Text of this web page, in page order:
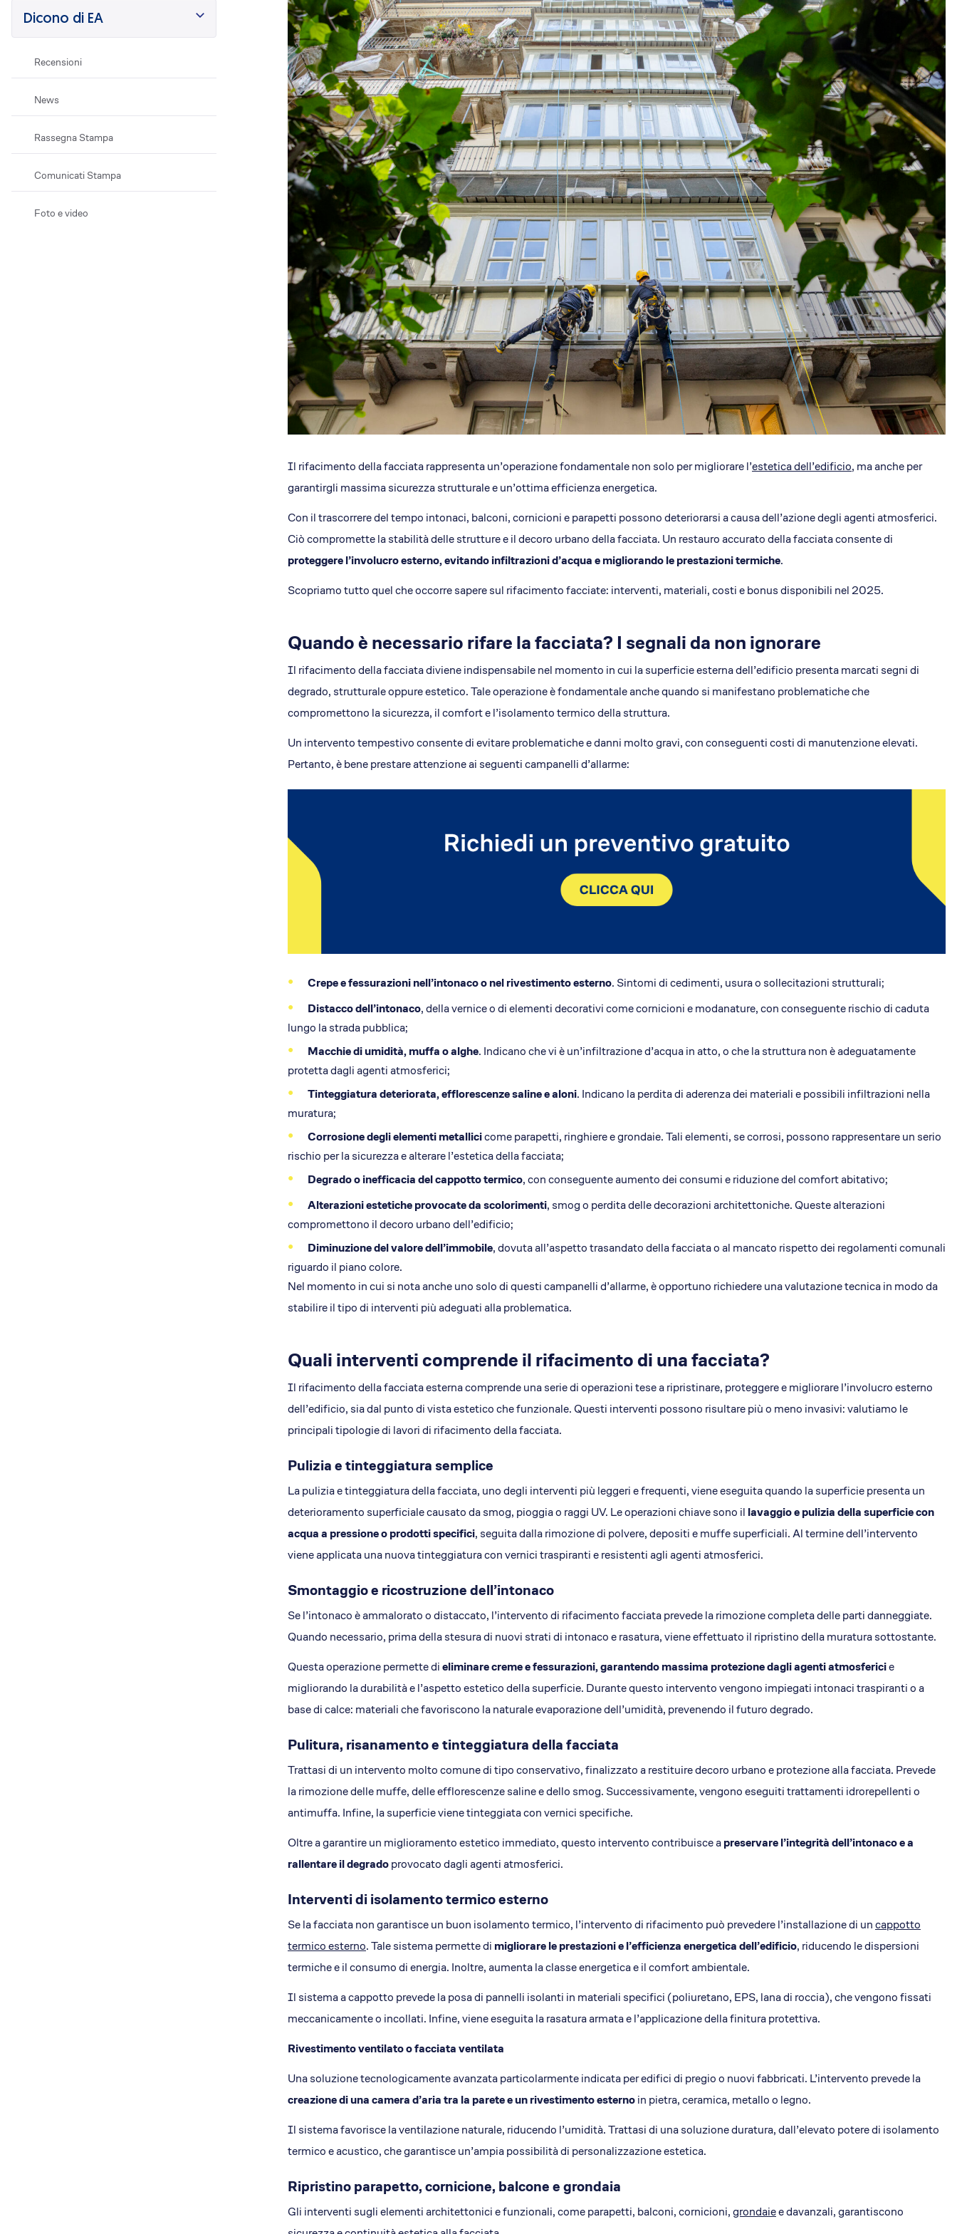
Efficientamento energetico
Perchè EA
Cosa ti offriamo
Il Team
Dove siamo
Il concept
Le storie di successo
Il pacchetto Franchising di EA
Apri una sede EA in Franchising
Qualità e sicurezza
Certificazioni
Normativa di riferimento
Dicono di EA
News
Rassegna Stampa
Comunicati Stampa
Foto e Video
EdiliziAcrobatica S.P.A.
Sede legale: Via Turati 29
20121, Milano
P. IVA 01438360990
REA: MI-1785877
Capitale sociale: 803.250 €
Dicono di EA
Recensioni
News
Rassegna Stampa
Comunicati Stampa
Foto e video
Il rifacimento della facciata rappresenta un’operazione fondamentale non solo per migliorare l’estetica dell’edificio, ma anche per
garantirgli massima sicurezza strutturale e un’ottima efficienza energetica.
Con il trascorrere del tempo intonaci, balconi, cornicioni e parapetti possono deteriorarsi a causa dell’azione degli agenti atmosferici.
Ciò compromette la stabilità delle strutture e il decoro urbano della facciata. Un restauro accurato della facciata consente di
proteggere l’involucro esterno, evitando infiltrazioni d’acqua e migliorando le prestazioni termiche.
Scopriamo tutto quel che occorre sapere sul rifacimento facciate: interventi, materiali, costi e bonus disponibili nel 2025.
Quando è necessario rifare la facciata? I segnali da non ignorare
Il rifacimento della facciata diviene indispensabile nel momento in cui la superficie esterna dell’edificio presenta marcati segni di
degrado, strutturale oppure estetico. Tale operazione è fondamentale anche quando si manifestano problematiche che
compromettono la sicurezza, il comfort e l’isolamento termico della struttura.
Un intervento tempestivo consente di evitare problematiche e danni molto gravi, con conseguenti costi di manutenzione elevati.
Pertanto, è bene prestare attenzione ai seguenti campanelli d’allarme:
Crepe e fessurazioni nell’intonaco o nel rivestimento esterno. Sintomi di cedimenti, usura o sollecitazioni strutturali;
Distacco dell’intonaco, della vernice o di elementi decorativi come cornicioni e modanature, con conseguente rischio di caduta
lungo la strada pubblica;
Macchie di umidità, muffa o alghe. Indicano che vi è un’infiltrazione d’acqua in atto, o che la struttura non è adeguatamente
protetta dagli agenti atmosferici;
Tinteggiatura deteriorata, efflorescenze saline e aloni. Indicano la perdita di aderenza dei materiali e possibili infiltrazioni nella
muratura;
Corrosione degli elementi metallicicome parapetti, ringhiere e grondaie. Tali elementi, se corrosi, possono rappresentare un serio
rischio per la sicurezza e alterare l’estetica della facciata;
Degrado o inefficacia del cappotto termico, con conseguente aumento dei consumi e riduzione del comfort abitativo;
Alterazioni estetiche provocate da scolorimenti, smog o perdita delle decorazioni architettoniche. Queste alterazioni
compromettono il decoro urbano dell’edificio;
Diminuzione del valore dell’immobile, dovuta all’aspetto trasandato della facciata o al mancato rispetto dei regolamenti comunali
riguardo il piano colore.
Nel momento in cui si nota anche uno solo di questi campanelli d’allarme, è opportuno richiedere una valutazione tecnica in modo da
stabilire il tipo di interventi più adeguati alla problematica.
Quali interventi comprende il rifacimento di una facciata?
Il rifacimento della facciata esterna comprende una serie di operazioni tese a ripristinare, proteggere e migliorare l’involucro esterno
dell’edificio, sia dal punto di vista estetico che funzionale. Questi interventi possono risultare più o meno invasivi: valutiamo le
principali tipologie di lavori di rifacimento della facciata.
Pulizia e tinteggiatura semplice
La pulizia e tinteggiatura della facciata, uno degli interventi più leggeri e frequenti, viene eseguita quando la superficie presenta un
deterioramento superficiale causato da smog, pioggia o raggi UV. Le operazioni chiave sono il lavaggio e pulizia della superficie con
acqua a pressione o prodotti specifici, seguita dalla rimozione di polvere, depositi e muffe superficiali. Al termine dell’intervento
viene applicata una nuova tinteggiatura con vernici traspiranti e resistenti agli agenti atmosferici.
Smontaggio e ricostruzione dell’intonaco
Se l’intonaco è ammalorato o distaccato, l’intervento di rifacimento facciata prevede la rimozione completa delle parti danneggiate.
Quando necessario, prima della stesura di nuovi strati di intonaco e rasatura, viene effettuato il ripristino della muratura sottostante.
Questa operazione permette dieliminare creme e fessurazioni, garantendo massima protezione dagli agenti atmosfericie
migliorando la durabilità e l’aspetto estetico della superficie. Durante questo intervento vengono impiegati intonaci traspiranti o a
base di calce: materiali che favoriscono la naturale evaporazione dell’umidità, prevenendo il futuro degrado.
Pulitura, risanamento e tinteggiatura della facciata
Trattasi di un intervento molto comune di tipo conservativo, finalizzato a restituire decoro urbano e protezione alla facciata. Prevede
la rimozione delle muffe, delle efflorescenze saline e dello smog. Successivamente, vengono eseguiti trattamenti idrorepellenti o
antimuffa. Infine, la superficie viene tinteggiata con vernici specifiche.
Oltre a garantire un miglioramento estetico immediato, questo intervento contribuisce apreservare l’integrità dell’intonaco e a
rallentare il degradoprovocato dagli agenti atmosferici.
Interventi di isolamento termico esterno
Se la facciata non garantisce un buon isolamento termico, l’intervento di rifacimento può prevedere l’installazione di uncappotto
termico esterno. Tale sistema permette di migliorare le prestazioni e l’efficienza energetica dell’edificio, riducendo le dispersioni
termiche e il consumo di energia. Inoltre, aumenta la classe energetica e il comfort ambientale.
Il sistema a cappotto prevede la posa di pannelli isolanti in materiali specifici (poliuretano, EPS, lana di roccia), che vengono fissati
meccanicamente o incollati. Infine, viene eseguita la rasatura armata e l’applicazione della finitura protettiva.
Rivestimento ventilato o facciata ventilata
Una soluzione tecnologicamente avanzata particolarmente indicata per edifici di pregio o nuovi fabbricati. L’intervento prevede la
creazione di una camera d’aria tra la parete e un rivestimento esternoin pietra, ceramica, metallo o legno.
Il sistema favorisce la ventilazione naturale, riducendo l’umidità. Trattasi di una soluzione duratura, dall’elevato potere di isolamento
termico e acustico, che garantisce un’ampia possibilità di personalizzazione estetica.
Ripristino parapetto, cornicione, balcone e grondaia
Gli interventi sugli elementi architettonici e funzionali, come parapetti, balconi, cornicioni,grondaiee davanzali, garantiscono